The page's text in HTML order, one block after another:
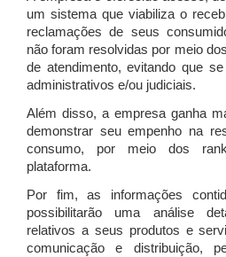
um sistema que viabiliza o
reclamações de seus
não foram resolvidas por meio
de atendimento, evitando que
administrativos e/ou judiciais.
Além disso, a empresa ganha
demonstrar seu empenho na
consumo, por meio dos
plataforma.
Por fim, as informações
possibilitarão uma análise
relativos a seus produtos e
comunicação e distribuição,